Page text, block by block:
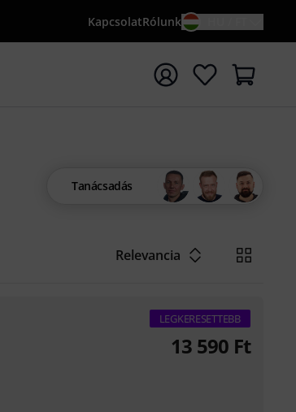
KapcsolatRólunk
{searchTerm} keresőszóval
Tanácsadás
Relevancia
LEGKERESETTEBB
13 590 Ft